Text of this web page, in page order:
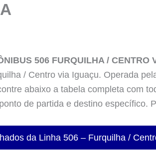
506 FURQUILHA / CENTRO
/ Centro via Iguaçu. Operada
abaixo a tabela completa com
de partida e destino específico.
da Linha 506 – Furquilha /